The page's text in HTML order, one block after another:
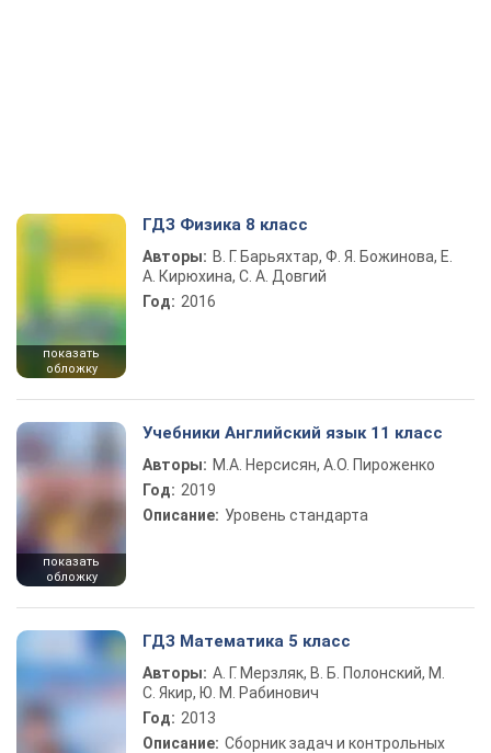
показать
обложку
ГДЗ Физика 8 класс
Авторы: В. Г. Барьяхтар, Ф. Я. Божинова, Е.
А. Кирюхина, С. А. Довгий
Год: 2016
показать
обложку
Учебники Английский язык 11 класс
Авторы: М.А. Нерсисян, А.О. Пироженко
Год: 2019
Описание: Уровень стандарта
ГДЗ Математика 5 класс
Авторы: А. Г. Мерзляк, В. Б. Полонский, М.
С. Якир, Ю. М. Рабинович
Год: 2013
Описание: Сборник задач и контрольных